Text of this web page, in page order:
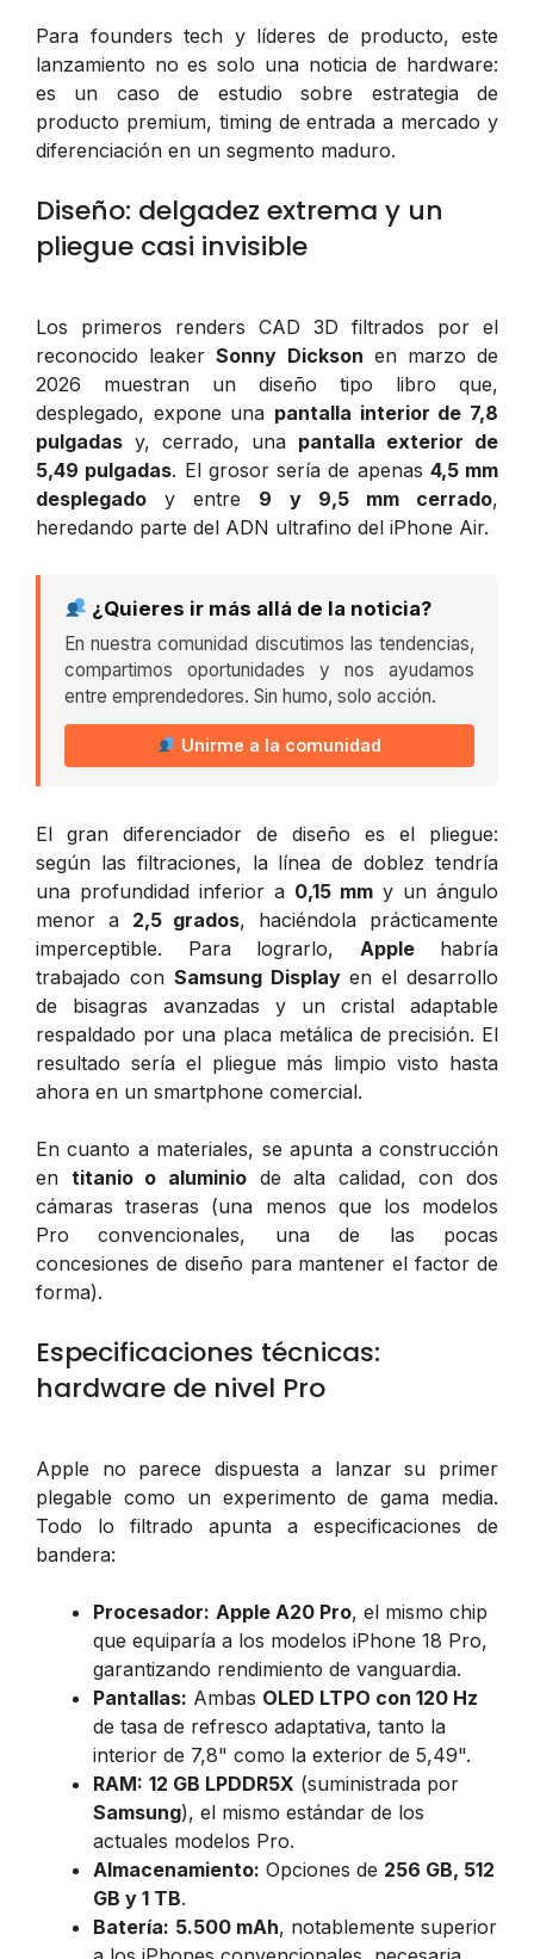
Para founders tech y líderes de producto, este
lanzamiento no es solo una noticia de hardware:
es un caso de estudio sobre estrategia de
producto premium, timing de entrada a mercado y
diferenciación en un segmento maduro.
Diseño: delgadez extrema y un
pliegue casi invisible
Los primeros renders CAD 3D filtrados por el
reconocido leakerSonny Dickson en marzo de
2026 muestran un diseño tipo libro que,
desplegado, expone una pantalla interior de 7,8
pulgadas y, cerrado, una pantalla exterior de
5,49 pulgadas. El grosor sería de apenas 4,5 mm
desplegado y entre 9 y 9,5 mm cerrado,
heredando parte del ADN ultrafino del iPhone Air.
¿Quieres ir más allá de la noticia?
En nuestra comunidad discutimos las tendencias,
compartimos oportunidades y nos ayudamos
entre emprendedores. Sin humo, solo acción.
Unirme a la comunidad
El gran diferenciador de diseño es el pliegue:
según las filtraciones, la línea de doblez tendría
una profundidad inferior a 0,15 mm y un ángulo
menor a 2,5 grados, haciéndola prácticamente
imperceptible. Para lograrlo, Applehabría
trabajado con Samsung Displayen el desarrollo
de bisagras avanzadas y un cristal adaptable
respaldado por una placa metálica de precisión. El
resultado sería el pliegue más limpio visto hasta
ahora en un smartphone comercial.
En cuanto a materiales, se apunta a construcción
en titanio o aluminiode alta calidad, con dos
cámaras traseras (una menos que los modelos
Pro convencionales, una de las pocas
concesiones de diseño para mantener el factor de
forma).
Especificaciones técnicas:
hardware de nivel Pro
Apple no parece dispuesta a lanzar su primer
plegable como un experimento de gama media.
Todo lo filtrado apunta a especificaciones de
bandera:
Procesador: Apple A20 Pro, el mismo chip
que equiparía a los modelos iPhone 18 Pro,
garantizando rendimiento de vanguardia.
Pantallas: Ambas OLED LTPO con 120 Hz
de tasa de refresco adaptativa, tanto la
interior de 7,8" como la exterior de 5,49".
RAM: 12 GB LPDDR5X (suministrada por
Samsung), el mismo estándar de los
actuales modelos Pro.
Almacenamiento: Opciones de 256 GB, 512
GB y 1 TB.
Batería: 5.500 mAh, notablemente superior